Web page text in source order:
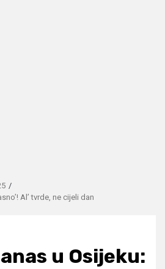
Al’ tvrde, ne cijeli dan
u Osijeku: